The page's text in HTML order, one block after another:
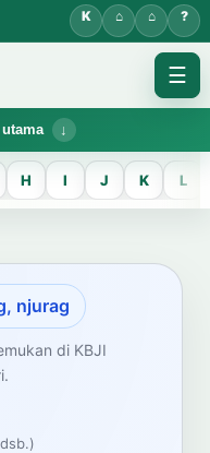
☰
bahasa Indonesia saat
H I J K L
njurag
di KBJI